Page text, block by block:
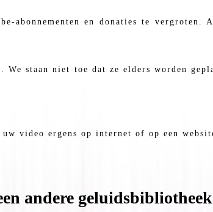
abonnementen en donaties te
staan ​​niet toe dat ze elders worden
video ergens op internet of op een
andere